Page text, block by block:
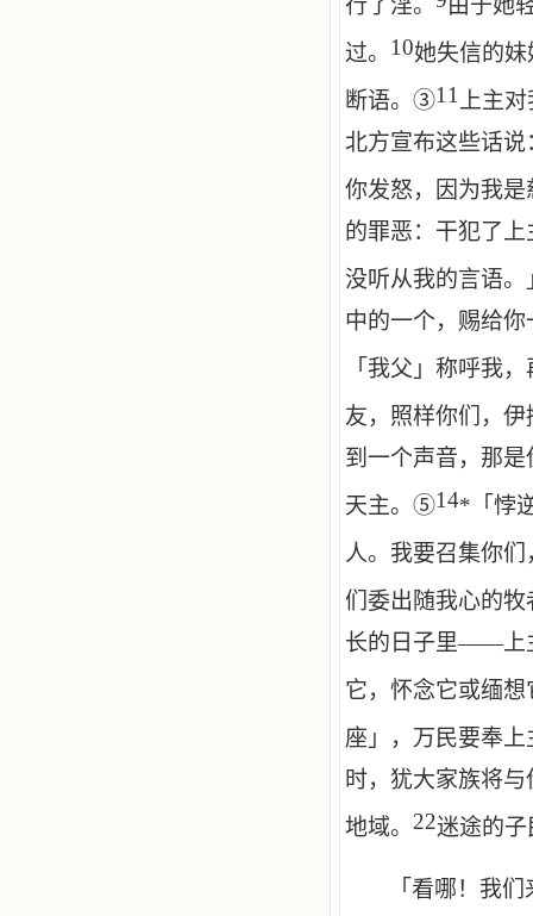
行了淫。
由于她
过。 10她失信的
断语。③11
上主
北方宣布这些话
你发怒，因为我
的罪恶：干犯了
没听从我的言语
中的一个，赐给
「我父」称呼我
友，照样你们，
到一个声音，那
天主。⑤14* 「
人。我要召集你
们委出随我心的
长的日子里——上
它，怀念它或缅
座」，万民要奉
时，犹大家族将
地域。 22迷途的
「看哪！我